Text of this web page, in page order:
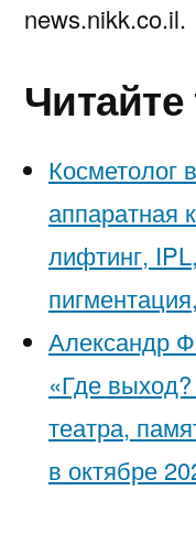
news.nikk.co.il.
аппаратная
лифтинг,
Александр
«Где
театра,
в октябре